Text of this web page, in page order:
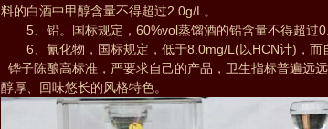
料的白酒中甲醇含量不得超过2.0g/L。
5、铅。国标规定，60%vol蒸馏酒的铅含量不得超过
6、氰化物，国标规定，低于8.0mg/L(以HCN计)，而
铧子陈酿高标准，严要求自己的产品，卫生指标普遍远
醇厚、回味悠长的风格特色。